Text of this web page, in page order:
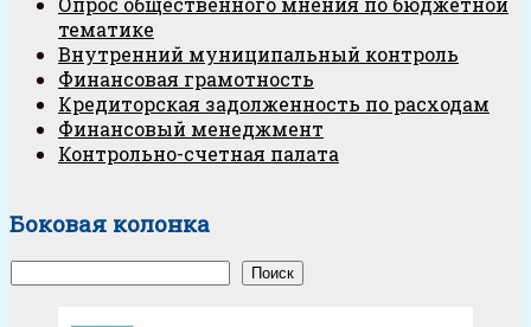
тематике
Внутренний муниципальный контроль
Финансовая грамотность
Кредиторская задолженность по расходам
Финансовый менеджмент
Контрольно-счетная палата
Боковая колонка
Поиск